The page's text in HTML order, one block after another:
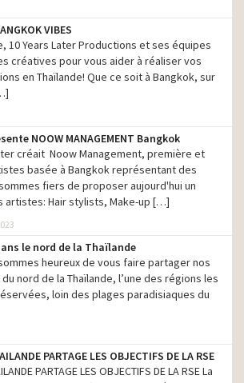
Tempest
VIBES
10 Years Later Productions et ses équipes
créatives pour vous aider à réaliser vos
en Thaïlande! Que ce soit à Bangkok, sur
NOOW MANAGEMENT Bangkok
créait Noow Management, première et
basée à Bangkok représentant des
fiers de proposer aujourd'hui un
artistes: Hair stylists, Make-up […]
le nord de la Thaïlande
heureux de vous faire partager nos
nord de la Thaïlande, l’une des régions les
loin des plages paradisiaques du
PARTAGE LES OBJECTIFS DE LA RSE
PARTAGE LES OBJECTIFS DE LA RSE La